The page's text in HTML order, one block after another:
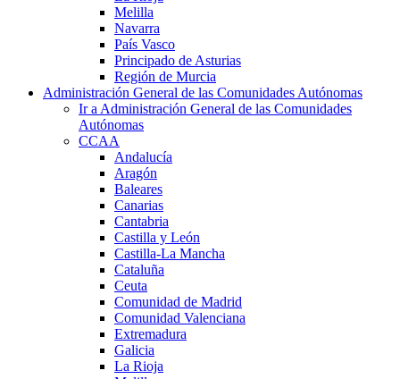
Melilla
Navarra
País Vasco
Principado de Asturias
Región de Murcia
Administración General de las Comunidades Autónomas
Ir a Administración General de las Comunidades
Autónomas
CCAA
Andalucía
Aragón
Baleares
Canarias
Cantabria
Castilla y León
Castilla-La Mancha
Cataluña
Ceuta
Comunidad de Madrid
Comunidad Valenciana
Extremadura
Galicia
La Rioja